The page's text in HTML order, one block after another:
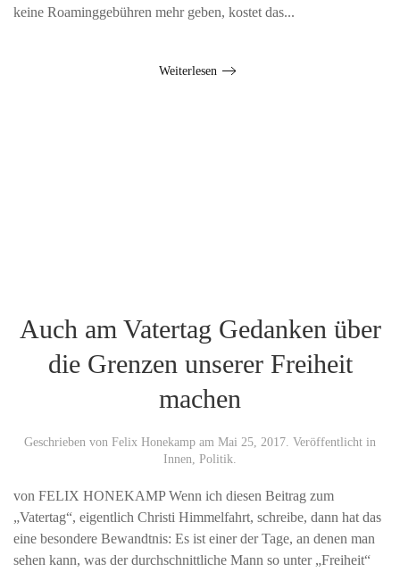
keine Roaminggebühren mehr geben, kostet das...
Weiterlesen
Auch am Vatertag Gedanken über
die Grenzen unserer Freiheit
machen
Geschrieben von Felix Honekamp am Mai 25, 2017 . Veröffentlicht in
Innen Politik
von FELIX HONEKAMP Wenn ich diesen Beitrag zum
„Vatertag“, eigentlich Christi Himmelfahrt, schreibe, dann hat das
eine besondere Bewandtnis: Es ist einer der Tage, an denen man
sehen kann, was der durchschnittliche Mann so unter „Freiheit“